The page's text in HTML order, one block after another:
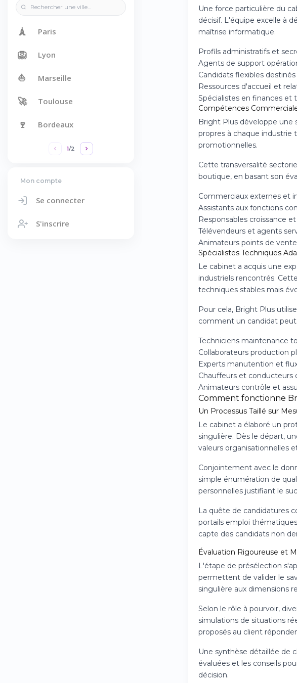
🗼 Paris
🦁 Lyon
⛵ Marseille
🚀 Toulouse
🍷 Bordeaux
1/2
Mon compte
Se connecter
S'inscrire
Une force particulière du
décisif. L'équipe excelle à
maîtrise informatique.
Profils administratifs et
Agents de support
Candidats flexibles
Ressources d'accueil et
Spécialistes en finances et
Compétences
Bright Plus développe une
propres à chaque
promotionnelles.
Cette transversalité
boutique, en basant son
Commerciaux externes et
Assistants aux fonctions
Responsables croissance
Télévendeurs et agents
Animateurs points de
Spécialistes Techniques
Le cabinet a acquis une
industriels rencontrés.
techniques stables mais
Pour cela, Bright Plus
comment un candidat peut
Techniciens maintenance
Collaborateurs production
Experts manutention et
Chauffeurs et conducteurs
Animateurs contrôle et
Comment fonctionne
Un Processus Taillé sur
Le cabinet a élaboré un
singulière. Dès le départ,
valeurs organisationnelles
Conjointement avec le
simple énumération de
personnelles justifiant le
La quête de candidatures
portails emploi
capte des candidats non
Évaluation Rigoureuse et
L'étape de présélection
permettent de valider le
singulière aux dimensions
Selon le rôle à pourvoir,
simulations de situations
proposés au client
Une synthèse détaillée de
évaluées et les conseils
décision.